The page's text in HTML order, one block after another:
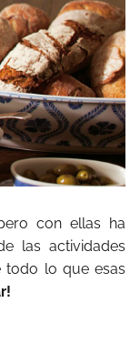
con ellas ha
las actividades
todo lo que esas